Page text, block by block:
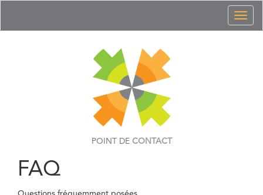
POINT DE CONTACT
FAQ